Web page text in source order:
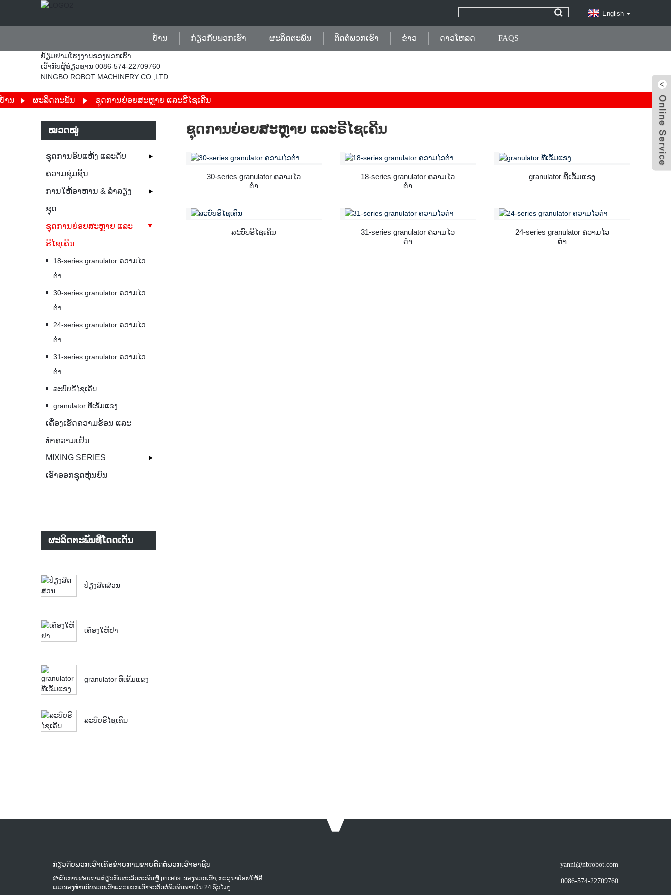
English
ບ້ານ ກ່ຽວກັບພວກເຮົາ ຜະລິດຕະພັນ ຕິດຕໍ່ພວກເຮົາ ຂ່າວ ດາວໂຫລດ FAQS
ຢ້ຽມຢາມໂຮງງານຂອງພວກເຮົາ
ເວົ້າກັບຜູ້ຊ່ຽວຊານ 0086-574-22709760
NINGBO ROBOT MACHINERY CO.,LTD.
ບ້ານ ຜະລິດຕະພັນ ຊຸດການຍ່ອຍສະຫຼາຍ ແລະຣີໄຊເຄີນ
ໝວດໝູ່
ຊຸດການອົບແຫ້ງ ແລະດັບ
ຄວາມຊຸ່ມຊື່ນ
ການໃຫ້ອາຫານ & ລຳລຽງ
ຊຸດ
ຊຸດການຍ່ອຍສະຫຼາຍ ແລະ
ຣີໄຊເຄີນ
18-series granulator ຄວາມໄວ
ຕ່ໍາ
30-series granulator ຄວາມໄວ
ຕ່ໍາ
24-series granulator ຄວາມໄວ
ຕ່ໍາ
31-series granulator ຄວາມໄວ
ຕ່ໍາ
ລະບົບຣີໄຊເຄີນ
granulator ທີ່ເຂັ້ມແຂງ
ເຄື່ອງເຮັດຄວາມຮ້ອນ ແລະ
ທຳຄວາມເຢັນ
MIXING SERIES
ເອົາອອກຊຸດຫຸ່ນຍົນ
ຜະລິດຕະພັນທີ່ໂດດເດັ່ນ
ປ່ຽງສັດສ່ວນ
ເຄື່ອງໃຫ້ຢາ
granulator ທີ່ເຂັ້ມແຂງ
ລະບົບຣີໄຊເຄີນ
ຊຸດການຍ່ອຍສະຫຼາຍ ແລະຣີໄຊເຄີນ
30-series granulator ຄວາມໄວ
ຕ່ໍາ
18-series granulator ຄວາມໄວ
ຕ່ໍາ
granulator ທີ່ເຂັ້ມແຂງ
ລະບົບຣີໄຊເຄີນ
31-series granulator ຄວາມໄວ
ຕ່ໍາ
24-series granulator ຄວາມໄວ
ຕ່ໍາ
ກ່ຽວກັບພວກເຮົາເຄືອຂ່າຍການຂາຍຕິດຕໍ່ພວກເຮົາອາຊີບ
ສໍາ​ລັບ​ການ​ສອບ​ຖາມ​ກ່ຽວ​ກັບ​ຜະ​ລິດ​ຕະ​ພັນ​ຫຼື pricelist ຂອງ​ພວກ​ເຮົາ​, ກະ​ລຸ​ນາ​ປ່ອຍ​ໃຫ້​ອີ​
ເມວ​ຂອງ​ທ່ານ​ກັບ​ພວກ​ເຮົາ​ແລະ​ພວກ​ເຮົາ​ຈະ​ຕິດ​ຕໍ່​ພົວ​ພັນ​ພາຍ​ໃນ 24 ຊົ່ວ​ໂມງ​.
yanni@nbrobot.com
0086-574-22709760